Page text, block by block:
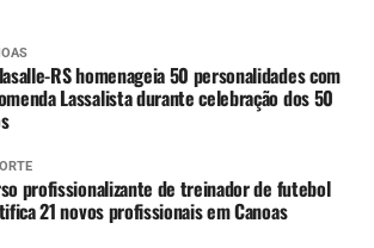
RS homenageia 50 personalidades com
Lassalista durante celebração dos 50
profissionalizante de treinador de futebol
21 novos profissionais em Canoas